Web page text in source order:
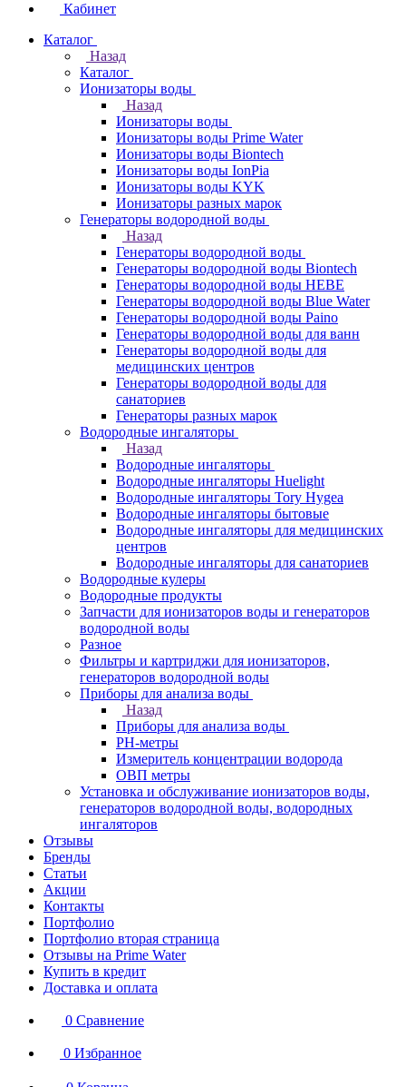
Кабинет
Каталог
Назад
Каталог
Ионизаторы воды
Назад
Ионизаторы воды
Ионизаторы воды Prime Water
Ионизаторы воды Biontech
Ионизаторы воды IonPia
Ионизаторы воды KYK
Ионизаторы разных марок
Генераторы водородной воды
Назад
Генераторы водородной воды
Генераторы водородной воды Biontech
Генераторы водородной воды HEBE
Генераторы водородной воды Blue Water
Генераторы водородной воды Paino
Генераторы водородной воды для ванн
Генераторы водородной воды для
медицинских центров
Генераторы водородной воды для
санаториев
Генераторы разных марок
Водородные ингаляторы
Назад
Водородные ингаляторы
Водородные ингаляторы Huelight
Водородные ингаляторы Tory Hygea
Водородные ингаляторы бытовые
Водородные ингаляторы для медицинских
центров
Водородные ингаляторы для санаториев
Водородные кулеры
Водородные продукты
Запчасти для ионизаторов воды и генераторов
водородной воды
Разное
Фильтры и картриджи для ионизаторов,
генераторов водородной воды
Приборы для анализа воды
Назад
Приборы для анализа воды
PH-метры
Измеритель концентрации водорода
ОВП метры
Установка и обслуживание ионизаторов воды,
генераторов водородной воды, водородных
ингаляторов
Отзывы
Бренды
Статьи
Акции
Контакты
Портфолио
Портфолио вторая страница
Отзывы на Prime Water
Купить в кредит
Доставка и оплата
0 Сравнение
0 Избранное